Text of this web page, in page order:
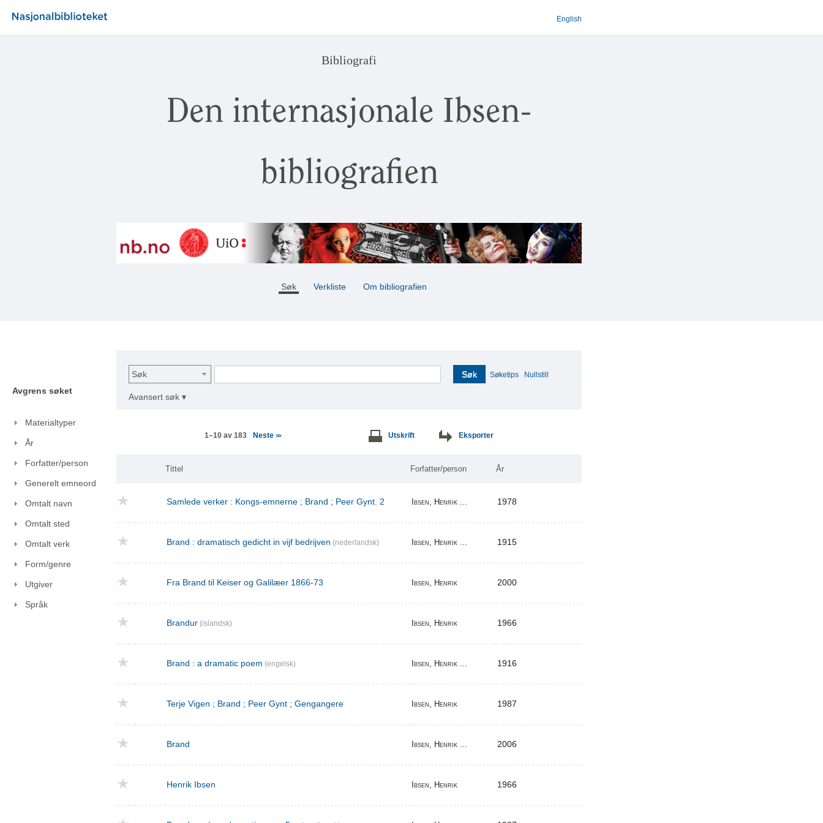
English
Bibliografi
Den internasjonale Ibsen-
bibliografien
Søk Verkliste Om bibliografien
Avgrens søket
Materialtyper
År
Forfatter/person
Generelt emneord
Omtalt navn
Omtalt sted
Omtalt verk
Form/genre
Utgiver
Språk
Søk Søk Søketips Nullstill
Avansert søk ▾
1–10 av 183 Neste >> Utskrift Eksporter
Tittel Forfatter/person År
Samlede verker : Kongs-emnerne ; Brand ; Peer Gynt. 2 Ibsen, Henrik ... 1978
Brand : dramatisch gedicht in vijf bedrijven (nederlandsk) Ibsen, Henrik ... 1915
Fra Brand til Keiser og Galilæer 1866-73 Ibsen, Henrik 2000
Brandur (islandsk) Ibsen, Henrik 1966
Brand : a dramatic poem (engelsk) Ibsen, Henrik ... 1916
Terje Vigen ; Brand ; Peer Gynt ; Gengangere Ibsen, Henrik 1987
Brand Ibsen, Henrik ... 2006
Henrik Ibsen Ibsen, Henrik 1966